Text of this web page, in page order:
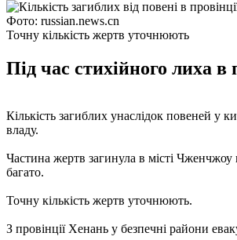
Фото: russian.news.cn
Точну кількість жертв уточнюють
Під час стихійного лиха
Кількість загиблих унаслідок повеней у
владу.
Частина жертв загинула в місті
багато.
Точну кількість жертв уточнюють.
З провінції Хенань у безпечні райони